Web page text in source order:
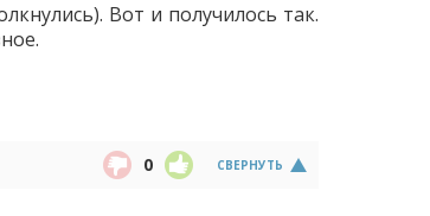
Вот и получилось так.
СВЕРНУТЬ
0